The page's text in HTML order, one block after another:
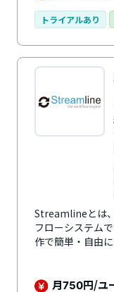
なっております
ICカードの利用
外貨での経費精
す。仮払申請時
成でき、他にも
支払依頼のオプ
理といったテン
トライアルあり
Streamlineとは
フローシステム
作で簡単・自由
と同様のフォー
設定ができるの
ろん、申請書上
月750円/ユ